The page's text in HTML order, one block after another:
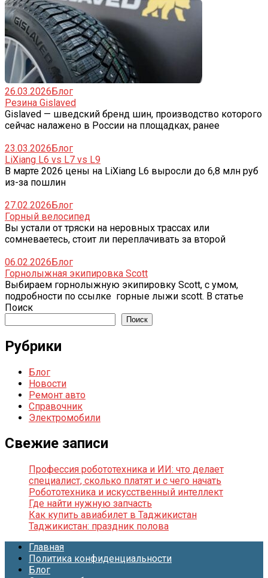
26.03.2026Блог
Резина Gislaved
Gislaved — шведский бренд шин, производство которого
сейчас налажено в России на площадках, ранее
23.03.2026Блог
LiXiang L6 vs L7 vs L9
В марте 2026 цены на LiXiang L6 выросли до 6,8 млн руб
из-за пошлин
27.02.2026Блог
Горный велосипед
Вы устали от тряски на неровных трассах или
сомневаетесь, стоит ли переплачивать за второй
06.02.2026Блог
Горнолыжная экипировка Scott
Выбираем горнолыжную экипировку Scott, с умом,
подробности по ссылке горные лыжи scott. В статье
Поиск
Поиск
Рубрики
Блог
Новости
Ремонт авто
Справочник
Электромобили
Свежие записи
Профессия робототехника и ИИ: что делает
специалист, сколько платят и с чего начать
Робототехника и искусственный интеллект
Где найти нужную запчасть
Как купить авиабилет в Таджикистан
Таджикистан: праздник полова
Главная
Политика конфиденциальности
Блог